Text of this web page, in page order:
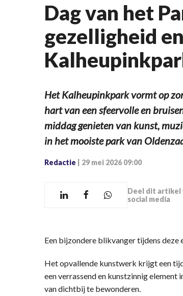
Dag van het
gezelligheid
Het Kalheupinkpark vormt op
hart van een sfeervolle en
middag genieten van kunst,
in het mooiste park van
Redactie 29 mei 2026 09:00
Deel dit artikel
social media
Een bijzondere blikvanger tijdens
Het opvallende kunstwerk krijgt een
een verrassend en kunstzinnig element
van dichtbij te bewonderen.